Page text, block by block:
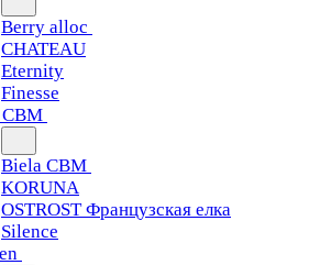
Berry alloc
CHATEAU
Eternity
Finesse
Biela CBM
KORUNA
OSTROST Французская елка
Silence